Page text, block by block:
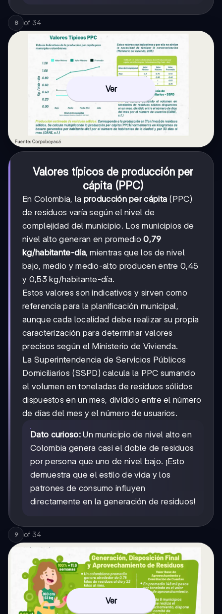
8 of 34
Ver
Valores típicos de producción per
cápita (PPC)
En Colombia, la producción per cápita (PPC)
de residuos varía según el nivel de
complejidad del municipio. Los municipios de
nivel alto generan en promedio0,79
kg/habitante-día, mientras que los de nivel
bajo, medio y medio-alto producen entre 0,45
y 0,53 kg/habitante-día.
Estos valores son indicativos y sirven como
referencia para la planificación municipal,
aunque cada localidad debe realizar su propia
caracterización para determinar valores
precisos según el Ministerio de Vivienda.
La Superintendencia de Servicios Públicos
Domiciliarios (SSPD) calcula la PPC sumando
el volumen en toneladas de residuos sólidos
dispuestos en un mes, dividido entre el número
de días del mes y el número de usuarios.
Dato curioso:Un municipio de nivel alto en
Colombia genera casi el doble de residuos
por persona que uno de nivel bajo. ¡Esto
demuestra que el estilo de vida y los
patrones de consumo influyen
directamente en la generación de residuos!
9 of 34
Ver